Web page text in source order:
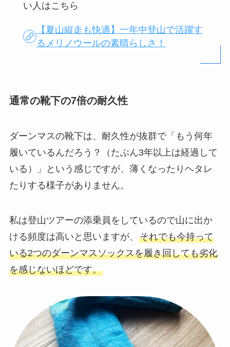
い人はこちら
【夏山縦走も快適】一年中登山で活躍す
るメリノウールの素晴らしさ！
通常の靴下の7倍の耐久性
ダーンマスの靴下は、耐久性が抜群で「もう何年
履いているんだろう？（たぶん3年以上は経過して
いる）」という感じですが、薄くなったりヘタレ
たりする様子がありません。
私は登山ツアーの添乗員をしているので山に出か
ける頻度は高いと思いますが、 それでも今持って
いる2つのダーンマスソックスを履き回しても劣化
を感じないほどです。